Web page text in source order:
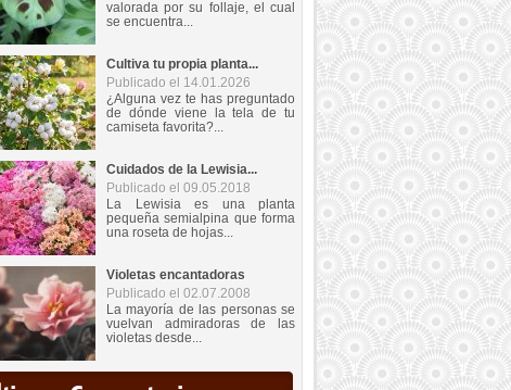
valorada por su follaje, el cual
se encuentra...
Cultiva tu propia planta...
Publicado el 14.01.2026
¿Alguna vez te has preguntado
de dónde viene la tela de tu
camiseta favorita?...
Cuidados de la Lewisia...
Publicado el 09.05.2018
La Lewisia es una planta
pequeña semialpina que forma
una roseta de hojas...
Violetas encantadoras
Publicado el 02.07.2008
La mayoría de las personas se
vuelvan admiradoras de las
violetas desde...